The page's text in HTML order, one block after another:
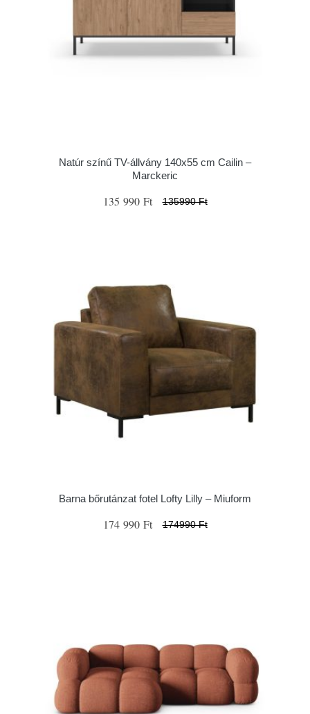
Natúr színű TV-állvány 140x55 cm Cailin –
Marckeric
135 990 Ft 135990 Ft
Barna bőrutánzat fotel Lofty Lilly – Miuform
174 990 Ft 174990 Ft